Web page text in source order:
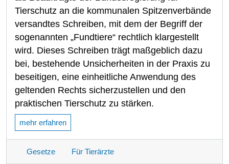
Tierschutz an die kommunalen Spitzenverbände
versandtes Schreiben, mit dem der Begriff der
sogenannten „Fundtiere“ rechtlich klargestellt
wird. Dieses Schreiben trägt maßgeblich dazu
bei, bestehende Unsicherheiten in der Praxis zu
beseitigen, eine einheitliche Anwendung des
geltenden Rechts sicherzustellen und den
praktischen Tierschutz zu stärken.
mehr erfahren
Gesetze Für Tierärzte